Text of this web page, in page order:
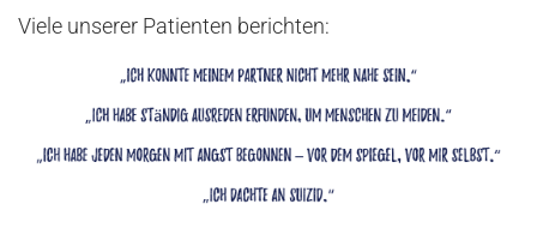
Viele unserer Patienten berichten: